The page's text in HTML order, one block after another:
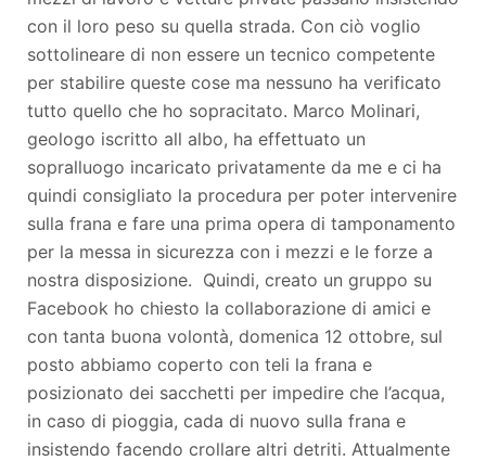
con il loro peso su quella strada. Con ciò voglio
sottolineare di non essere un tecnico competente
per stabilire queste cose ma nessuno ha verificato
tutto quello che ho sopracitato. Marco Molinari,
geologo iscritto all albo, ha effettuato un
sopralluogo incaricato privatamente da me e ci ha
quindi consigliato la procedura per poter intervenire
sulla frana e fare una prima opera di tamponamento
per la messa in sicurezza con i mezzi e le forze a
nostra disposizione. Quindi, creato un gruppo su
Facebook ho chiesto la collaborazione di amici e
con tanta buona volontà, domenica 12 ottobre, sul
posto abbiamo coperto con teli la frana e
posizionato dei sacchetti per impedire che l’acqua,
in caso di pioggia, cada di nuovo sulla frana e
insistendo facendo crollare altri detriti. Attualmente